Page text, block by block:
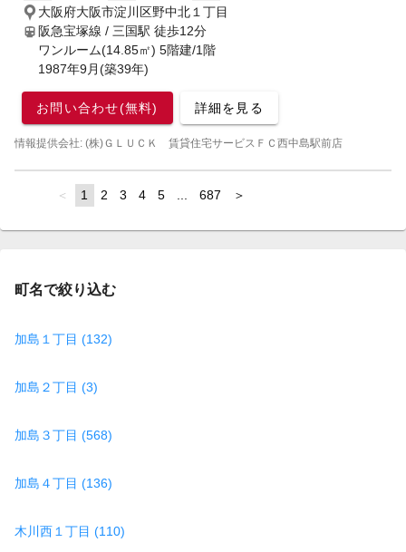
大阪府大阪市淀川区野中北１丁目
阪急宝塚線 / 三国駅 徒歩12分
ワンルーム(14.85㎡) 5階建/1階
1987年9月(築39年)
お問い合わせ(無料) 詳細を見る
情報提供会社: (株)ＧＬＵＣＫ 賃貸住宅サービスＦＣ西中島駅前店
page
You're
page
1 page
2 page
3 page
4 page
5 pagepage
687 page
町名で絞り込む
加島１丁目 (132)
加島２丁目 (3)
加島３丁目 (568)
加島４丁目 (136)
木川西１丁目 (110)